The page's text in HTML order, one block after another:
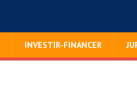
INVESTIR-FINANCER